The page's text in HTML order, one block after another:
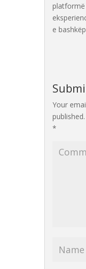
platformë
e
Your
published.
*